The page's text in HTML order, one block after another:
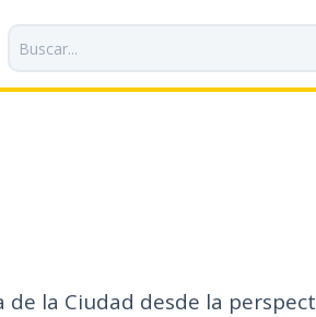
la Ciudad desde la